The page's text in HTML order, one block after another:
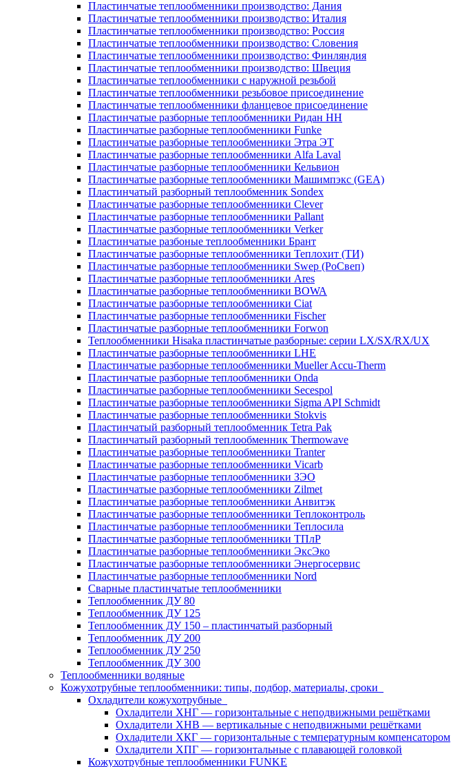
Пластинчатые теплообменники производство: Дания
Пластинчатые теплообменники производство: Италия
Пластинчатые теплообменники производство: Россия
Пластинчатые теплообменники производство: Словения
Пластинчатые теплообменники производство: Финляндия
Пластинчатые теплообменники производство: Швеция
Пластинчатые теплообменники с наружной резьбой
Пластинчатые теплообменники резьбовое присоединение
Пластинчатые теплообменники фланцевое присоединение
Пластинчатые разборные теплообменники Ридан НН
Пластинчатые разборные теплообменники Funke
Пластинчатые разборные теплообменники Этра ЭТ
Пластинчатые разборные теплообменники Alfa Laval
Пластинчатые разборные теплообменники Кельвион
Пластинчатые разборные теплообменники Машимпэкс (GEA)
Пластинчатый разборный теплообменник Sondex
Пластинчатые разборные теплообменники Clever
Пластинчатые разборные теплообменники Pallant
Пластинчатые разборные теплообменники Verker
Пластинчатые разбоные теплообменники Брант
Пластинчатые разборные теплообменники Теплохит (ТИ)
Пластинчатые разборные теплообменники Swep (РоСвеп)
Пластинчатые разборные теплообменники Ares
Пластинчатые разборные теплообменники BOWA
Пластинчатые разборные теплообменники Ciat
Пластинчатые разборные теплообменники Fischer
Пластинчатые разборные теплообменники Forwon
Теплообменники Hisaka пластинчатые разборные: серии LX/SX/RX/UX
Пластинчатые разборные теплообменники LHE
Пластинчатые разборные теплообменники Mueller Accu-Therm
Пластинчатые разборные теплообменники Onda
Пластинчатые разборные теплообменники Secespol
Пластинчатые разборные теплообменники Sigma API Schmidt
Пластинчатые разборные теплообменники Stokvis
Пластинчатый разборный теплообменник Tetra Pak
Пластинчатый разборный теплообменник Thermowave
Пластинчатые разборные теплообменники Tranter
Пластинчатые разборные теплообменники Vicarb
Пластинчатые разборные теплообменники ЗЭО
Пластинчатые разборные теплообменники Zilmet
Пластинчатые разборные теплообменники Анвитэк
Пластинчатые разборные теплообменники Теплоконтроль
Пластинчатые разборные теплообменники Теплосила
Пластинчатые разборные теплообменники ТПлР
Пластинчатые разборные теплообменники ЭксЭко
Пластинчатые разборные теплообменники Энергосервис
Пластинчатые разборные теплообменники Nord
Сварные пластинчатые теплообменники
Теплообменник ДУ 80
Теплообменник ДУ 125
Теплообменник ДУ 150 – пластинчатый разборный
Теплообменник ДУ 200
Теплообменник ДУ 250
Теплообменник ДУ 300
Теплообменники водяные
Кожухотрубные теплообменники: типы, подбор, материалы, сроки
Охладители кожухотрубные
Охладители ХНГ — горизонтальные с неподвижными решётками
Охладители ХНВ — вертикальные с неподвижными решётками
Охладители ХКГ — горизонтальные с температурным компенсатором
Охладители ХПГ — горизонтальные с плавающей головкой
Кожухотрубные теплообменники FUNKE